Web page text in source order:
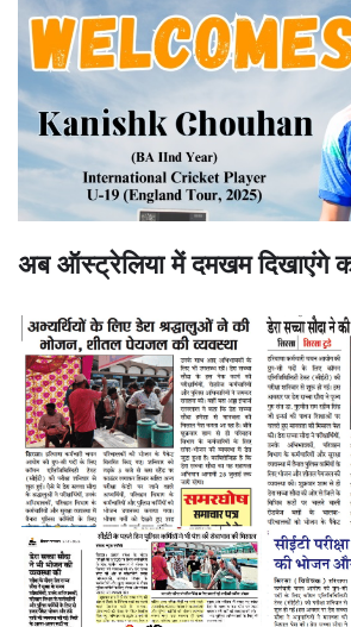
अब ऑस्ट्रेलिया में दमखम दिखाएंगे